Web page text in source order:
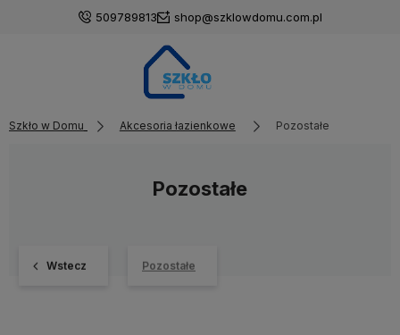
509789813 shop@szklowdomu.com.pl
Szkło w Domu Akcesoria łazienkowe Pozostałe
Pozostałe
Wstecz Pozostałe